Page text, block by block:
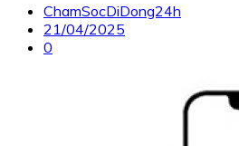
ChamSocDiDong24h
21/04/2025
0